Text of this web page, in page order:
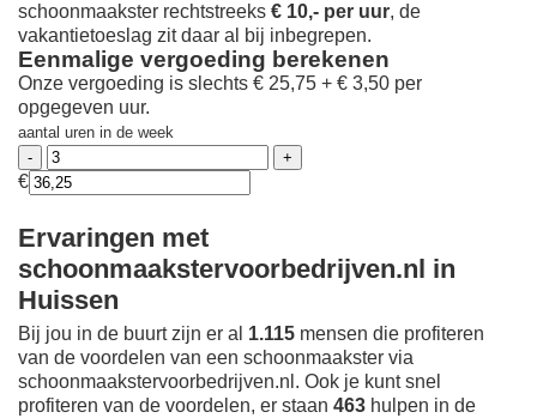
schoonmaakster rechtstreeks € 10,- per uur, de
vakantietoeslag zit daar al bij inbegrepen.
Eenmalige vergoeding berekenen
Onze vergoeding is slechts € 25,75 + € 3,50 per
opgegeven uur.
aantal uren in de week
€
Ervaringen met
schoonmaakstervoorbedrijven.nl in
Huissen
Bij jou in de buurt zijn er al 1.115 mensen die profiteren
van de voordelen van een schoonmaakster via
schoonmaakstervoorbedrijven.nl. Ook je kunt snel
profiteren van de voordelen, er staan 463 hulpen in de